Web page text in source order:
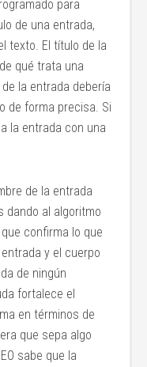
para
de una entrada,
texto. El título de la
qué trata una
la entrada debería
de forma precisa. Si
la entrada con una
de la entrada
dando al algoritmo
confirma lo que
y el cuerpo
de ningún
fortalece el
en términos de
que sepa algo
sabe que la